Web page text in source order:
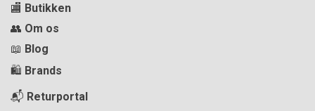
🏬 Butikken
👥 Om os
📖 Blog
🛍️ Brands
📬 Returportal